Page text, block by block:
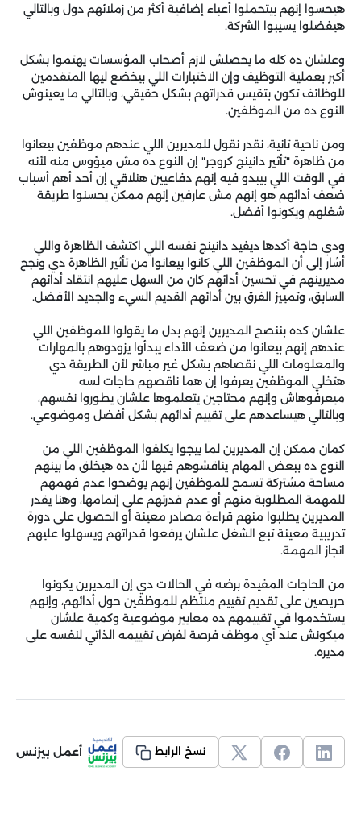
هيحسوا إنهم بيتحملوا أعباء إضافية أكثر من زملائهم دول وبالتالي
هيفضلوا يسيبوا الشركة.
وعلشان ده كله ما يحصلش لازم أصحاب المؤسسات يهتموا بشكل
أكبر بعملية التوظيف وإن الاختبارات اللي بيخضع ليها المتقدمين
للوظائف تكون بتقيس قدراتهم بشكل حقيقي، وبالتالي ما يعينوش
النوع ده من الموظفين.
ومن ناحية تانية، نقدر نقول للمديرين اللي عندهم موظفين بيعانوا
من ظاهرة "تأثير دانينج كروجر" إن النوع ده مش ميؤوس منه لأنه
في الوقت اللي بيبدو فيه إنهم دفاعيين هنلاقي إن أحد أهم أسباب
ضعف أدائهم هو إنهم مش عارفين إنهم ممكن يحسنوا طريقة
شغلهم ويكونوا أفضل.
ودي حاجة أكدها ديفيد دانينج نفسه اللي اكتشف الظاهرة واللي
أشار إلى أن الموظفين اللي كانوا بيعانوا من تأثير الظاهرة دي ونجح
مديرينهم في تحسين أدائهم كان من السهل عليهم انتقاد أدائهم
السابق، وتمييز الفرق بين أدائهم القديم السيء والجديد الأفضل.
علشان كده بننصح المديرين إنهم بدل ما يقولوا للموظفين اللي
عندهم إنهم بيعانوا من ضعف الأداء يبدأوا يزودوهم بالمهارات
والمعلومات اللي نقصاهم بشكل غير مباشر لأن الطريقة دي
هتخلي الموظفين يعرفوا إن هما ناقصهم حاجات لسه
ميعرفوهاش وإنهم محتاجين يتعلموها علشان يطوروا نفسهم،
وبالتالي هيساعدهم على تقييم أدائهم بشكل أفضل وموضوعي.
كمان ممكن إن المديرين لما ييجوا يكلفوا الموظفين اللي من
النوع ده ببعض المهام يناقشوهم فيها لأن ده هيخلق ما بينهم
مساحة مشتركة تسمح للموظفين إنهم يوضحوا عدم فهمهم
للمهمة المطلوبة منهم أو عدم قدرتهم على إتمامها، وهنا يقدر
المديرين يطلبوا منهم قراءة مصادر معينة أو الحصول على دورة
تدريبية معينة تبع الشغل علشان يرفعوا قدراتهم ويسهلوا عليهم
انجاز المهمة.
من الحاجات المفيدة برضه في الحالات دي إن المديرين يكونوا
حريصين على تقديم تقييم منتظم للموظفين حول أدائهم، وإنهم
يستخدموا في تقييمهم ده معايير موضوعية وكمية علشان
ميكونش عند أي موظف فرصة لفرض تقييمه الذاتي لنفسه على
مديره.
نسخ الرابط أعمل بيزنس